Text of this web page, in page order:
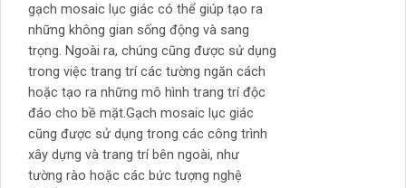
gạch mosaic lục giác có thể giúp tạo ra
những không gian sống động và sang
trọng. Ngoài ra, chúng cũng được sử dụng
trong việc trang trí các tường ngăn cách
hoặc tạo ra những mô hình trang trí độc
đáo cho bề mặt.Gạch mosaic lục giác
cũng được sử dụng trong các công trình
xây dựng và trang trí bên ngoài, như
tường rào hoặc các bức tượng nghệ